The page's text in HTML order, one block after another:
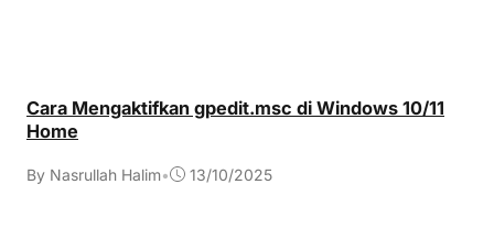
Cara Mengaktifkan gpedit.msc di Windows 10/11
Home
By Nasrullah Halim• 13/10/2025